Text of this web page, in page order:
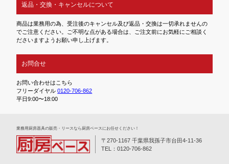
返品・交換・キャンセルについて
商品は業務用の為、受注後のキャンセル及び返品・交換は一切承れませんの
でご注意ください。ご不明な点がある場合は、ご注文前にお気軽にご相談く
ださいますようお願い申し上げます。
お問合せ
お問い合わせはこちら
フリーダイヤル0120-706-862
平日9:00〜18:00
業務⽤厨房器具の販売・リースなら厨房ベースにお任せください！
〒270-1167 千葉県我孫子市台田4-11-36
TEL：0120-706-862